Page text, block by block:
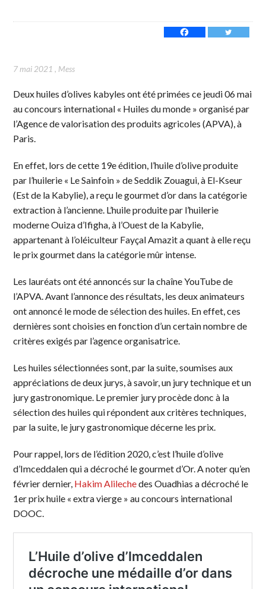
7 mai 2021 , Mess
Deux huiles d’olives kabyles ont été primées ce jeudi 06 mai
au concours international « Huiles du monde » organisé par
l’Agence de valorisation des produits agricoles (APVA), à
Paris.
En effet, lors de cette 19e édition, l’huile d’olive produite
par l’huilerie « Le Sainfoin » de Seddik Zouagui, à El-Kseur
(Est de la Kabylie), a reçu le gourmet d’or dans la catégorie
extraction à l’ancienne. L’huile produite par l’huilerie
moderne Ouiza d’Ifigha, à l’Ouest de la Kabylie,
appartenant à l’oléiculteur Fayçal Amazit a quant à elle reçu
le prix gourmet dans la catégorie mûr intense.
Les lauréats ont été annoncés sur la chaîne YouTube de
l’APVA. Avant l’annonce des résultats, les deux animateurs
ont annoncé le mode de sélection des huiles. En effet, ces
dernières sont choisies en fonction d’un certain nombre de
critères exigés par l’agence organisatrice.
Les huiles sélectionnées sont, par la suite, soumises aux
appréciations de deux jurys, à savoir, un jury technique et un
jury gastronomique. Le premier jury procède donc à la
sélection des huiles qui répondent aux critères techniques,
par la suite, le jury gastronomique décerne les prix.
Pour rappel, lors de l’édition 2020, c’est l’huile d’olive
d’Imceddalen qui a décroché le gourmet d’Or. A noter qu’en
février dernier, Hakim Alilechedes Ouadhias a décroché le
1er prix huile « extra vierge » au concours international
DOOC.